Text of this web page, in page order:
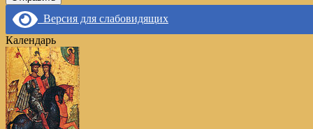
Версия для слабовидящих
Календарь